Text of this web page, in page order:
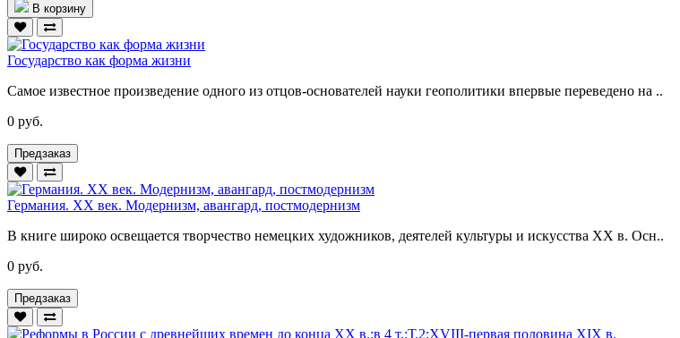
В корзину
Государство как форма жизни
Самое известное произведение одного из отцов-основателей науки геополитики впервые переведено на ..
0 руб.
Предзаказ
Германия. XX век. Модернизм, авангард, постмодернизм
В книге широко освещается творчество немецких художников, деятелей культуры и искусства XX в. Осн..
0 руб.
Предзаказ